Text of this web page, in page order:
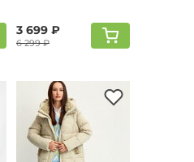
3 699 ₽
6 299 ₽